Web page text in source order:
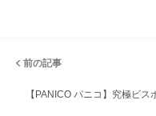
前の記事
【PANICO パニコ】究極ビ